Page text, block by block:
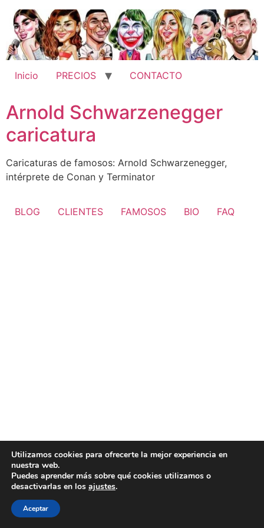
contenido
Inicio PRECIOS CONTACTO
Arnold Schwarzenegger
caricatura
Caricaturas de famosos: Arnold Schwarzenegger,
intérprete de Conan y Terminator
BLOG CLIENTES FAMOSOS BIO FAQ
Utilizamos cookies para ofrecerte la mejor experiencia en
nuestra web.
Puedes aprender más sobre qué cookies utilizamos o
desactivarlas en los ajustes.
Aceptar